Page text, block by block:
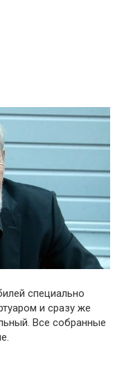
специально
и сразу же
Все собранные